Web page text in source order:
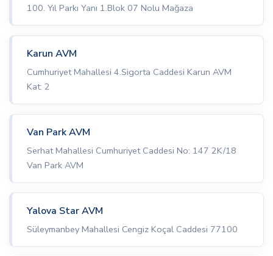
100. Yıl Parkı Yanı 1.Blok 07 Nolu Mağaza
Karun AVM
Cumhuriyet Mahallesi 4.Sigorta Caddesi Karun AVM
Kat: 2
Van Park AVM
Serhat Mahallesi Cumhuriyet Caddesi No: 147 2K/18
Van Park AVM
Yalova Star AVM
Süleymanbey Mahallesi Cengiz Koçal Caddesi 77100